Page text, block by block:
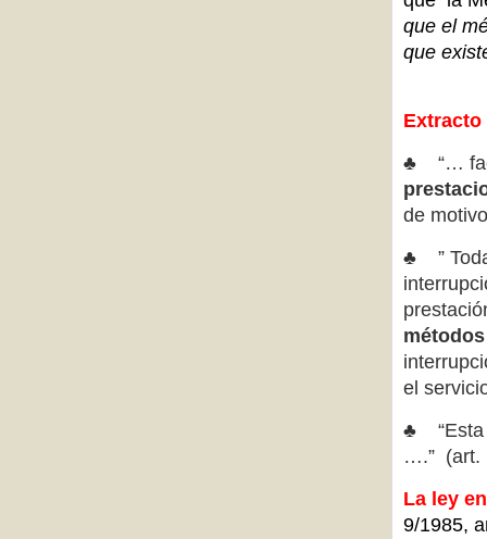
que el
que
Extracto
♣ “…
de
♣ ”
métodos
el
♣ “Esta
….” (art.
La ley
9/1985,